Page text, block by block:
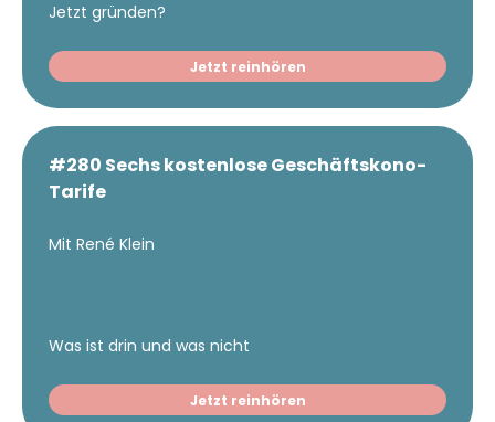
Jetzt gründen?
Jetzt reinhören
#280 Sechs kostenlose Geschäftskono-
Tarife
Mit René Klein
Was ist drin und was nicht
Jetzt reinhören